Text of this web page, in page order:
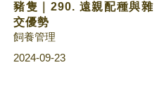
豬隻｜290. 遠親配種與雜
交優勢
飼養管理
2024-09-23